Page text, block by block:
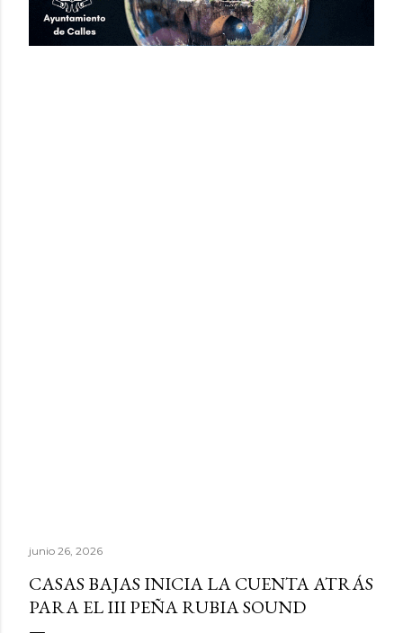
junio 26, 2026
CASAS BAJAS INICIA LA CUENTA ATRÁS
PARA EL III PEÑA RUBIA SOUND